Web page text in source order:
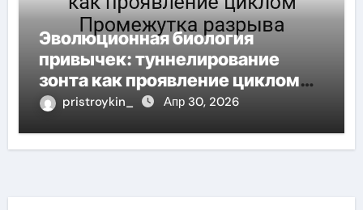
Эволюционная биология
привычек: туннелирование
зонта как проявление циклом
Промежутка разрыва
pristroykin_ Апр 30, 2026